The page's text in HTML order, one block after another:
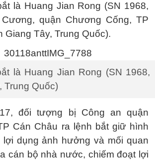
là Huang Jian Rong (SN 1968,
quận Chương Cống, TP
Giang Tây, Trung Quốc).
là Huang Jian Rong (SN 1968,
Trung Quốc)
đối tượng bị Công an quận
Cán Châu ra lệnh bắt giữ hình
dụng ảnh hưởng và mối quan
cán bộ nhà nước, chiếm đoạt lợi